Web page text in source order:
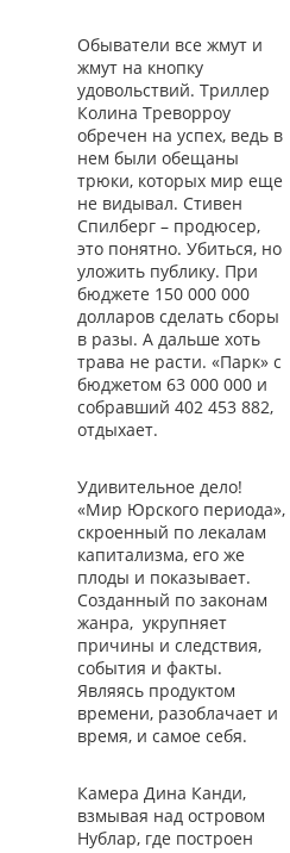
Обыватели все жмут и
жмут на кнопку
удовольствий. Триллер
Колина Треворроу
обречен на успех, ведь в
нем были обещаны
трюки, которых мир еще
не видывал. Стивен
Спилберг – продюсер,
это понятно. Убиться, но
уложить публику. При
бюджете 150 000 000
долларов сделать сборы
в разы. А дальше хоть
трава не расти. «Парк» с
бюджетом 63 000 000 и
собравший 402 453 882,
отдыхает.
Удивительное дело!
«Мир Юрского периода»,
скроенный по лекалам
капитализма, его же
плоды и показывает.
Созданный по законам
жанра, укрупняет
причины и следствия,
события и факты.
Являясь продуктом
времени, разоблачает и
время, и самое себя.
Камера Дина Канди,
взмывая над островом
Нублар, где построен